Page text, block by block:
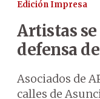
Edición Impresa
Artistas
defensa
Asociados de
calles de